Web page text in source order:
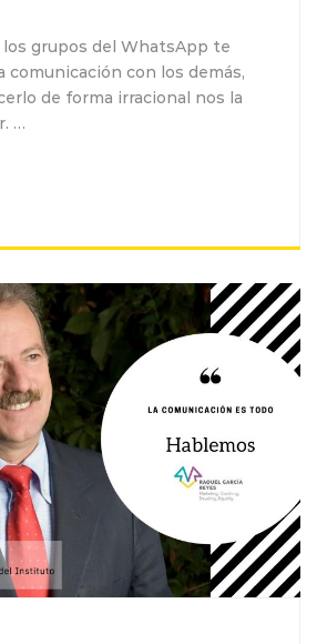
los grupos del WhatsApp te
comunicación con los demás,
de forma irracional nos la
…